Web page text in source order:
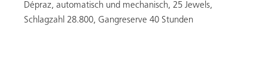
Dépraz, automatisch und mechanisch, 25 Jewels,
Schlagzahl 28.800, Gangreserve 40 Stunden